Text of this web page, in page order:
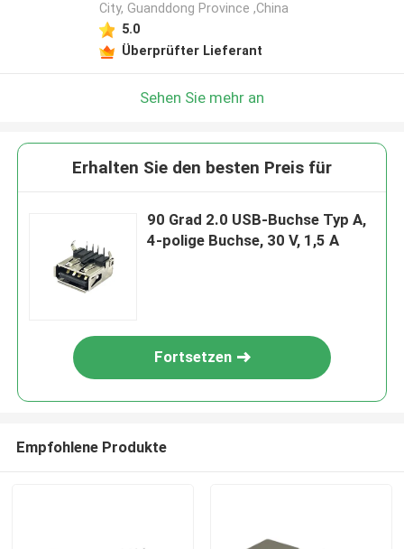
City, Guanddong Province ,China
5.0
Überprüfter Lieferant
Sehen Sie mehr an
Erhalten Sie den besten Preis für
90 Grad 2.0 USB-Buchse Typ A,
4-polige Buchse, 30 V, 1,5 A
Fortsetzen
Empfohlene Produkte